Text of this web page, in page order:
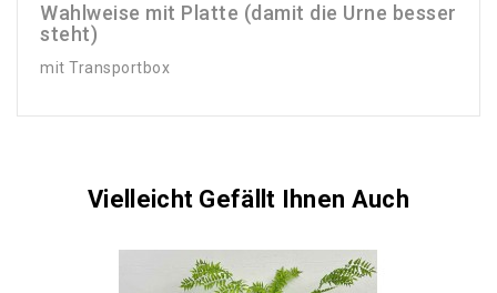
Wahlweise mit Platte (damit die Urne besser
steht)
mit Transportbox
Vielleicht Gefällt Ihnen Auch